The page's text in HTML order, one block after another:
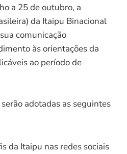
a 25 de outubro, a
da Itaipu Binacional
comunicação
às orientações da
ao período de
adotadas as seguintes
da Itaipu nas redes sociais